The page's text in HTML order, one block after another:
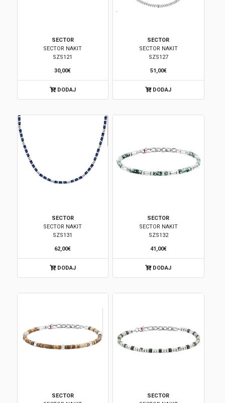
SECTOR
SECTOR NAKIT
SZS121
30,00€
DODAJ
SECTOR
SECTOR NAKIT
SZS127
51,00€
DODAJ
SECTOR
SECTOR NAKIT
SZS131
62,00€
DODAJ
SECTOR
SECTOR NAKIT
SZS132
41,00€
DODAJ
SECTOR
SECTOR